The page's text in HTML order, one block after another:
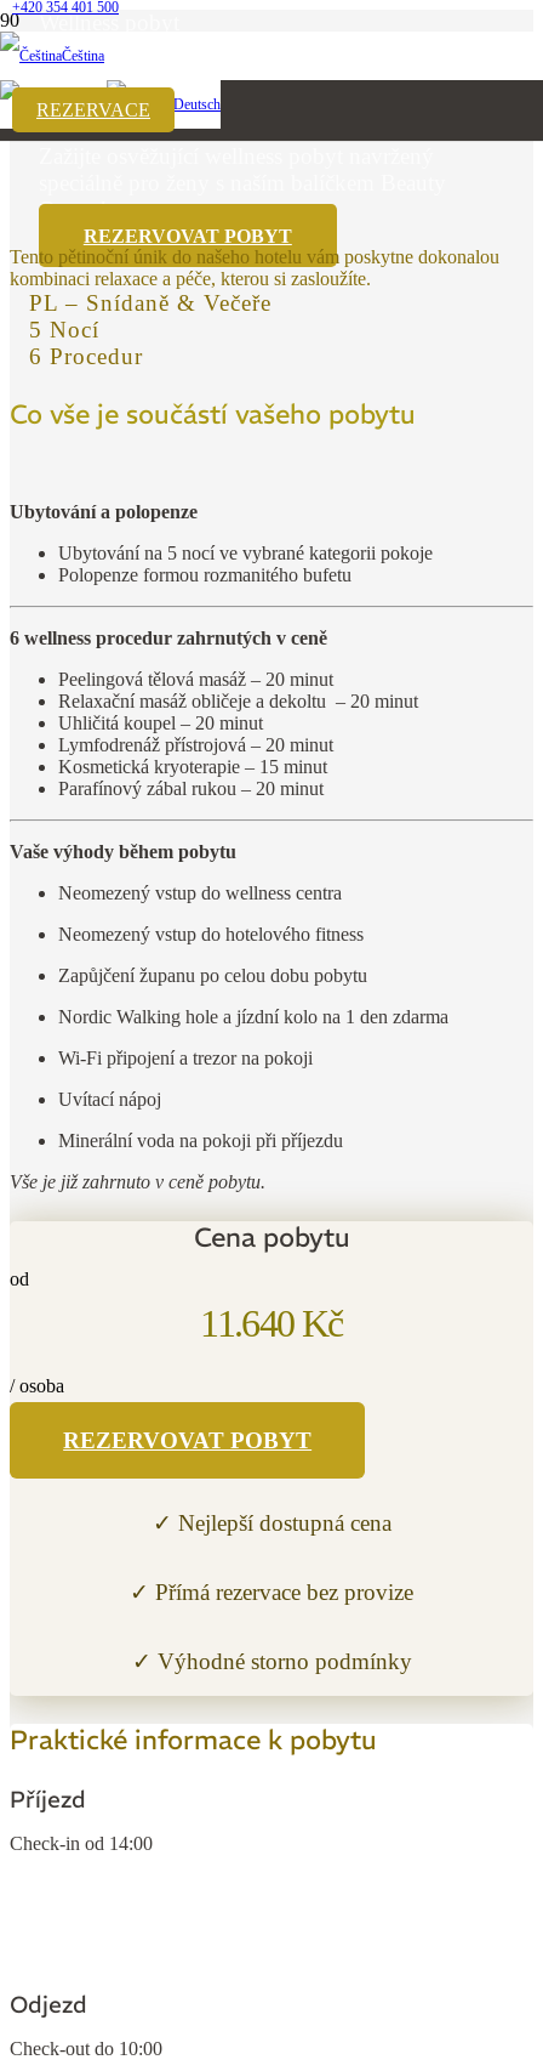
+420 354 401 500
Čeština
English Deutsch
REZERVACE
Wellness pobyt
BEAUTY QUEEN
Queen!
REZERVOVAT POBYT
Tento pětinoční únik do našeho hotelu vám poskytne dokonalou
kombinaci relaxace a péče, kterou si zasloužíte.
PL – Snídaně & Večeře
5 Nocí
6 Procedur
Co vše je součástí vašeho pobytu
Ubytování a polopenze
Ubytování na 5 nocí ve vybrané kategorii pokoje
Polopenze formou rozmanitého bufetu
6 wellness procedur zahrnutých v ceně
Peelingová tělová masáž – 20 minut
Relaxační masáž obličeje a dekoltu – 20 minut
Uhličitá koupel – 20 minut
Lymfodrenáž přístrojová – 20 minut
Kosmetická kryoterapie – 15 minut
Parafínový zábal rukou – 20 minut
Vaše výhody během pobytu
Neomezený vstup do wellness centra
Neomezený vstup do hotelového fitness
Zapůjčení županu po celou dobu pobytu
Nordic Walking hole a jízdní kolo na 1 den zdarma
Wi-Fi připojení a trezor na pokoji
Uvítací nápoj
Minerální voda na pokoji při příjezdu
Vše je již zahrnuto v ceně pobytu.
Cena pobytu
od
11.640 Kč
/ osoba
REZERVOVAT POBYT
✓ Nejlepší dostupná cena
✓ Přímá rezervace bez provize
✓ Výhodné storno podmínky
Praktické informace k pobytu
Příjezd
Check-in od 14:00
Odjezd
Check-out do 10:00